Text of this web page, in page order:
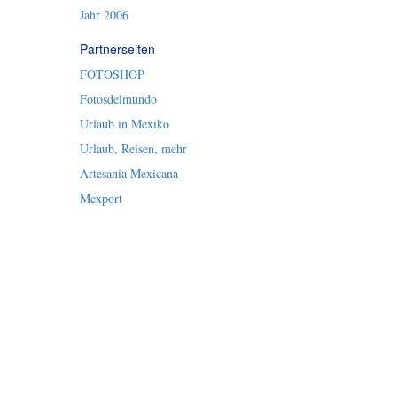
Jahr 2006
Partnerseiten
FOTOSHOP
Fotosdelmundo
Urlaub in Mexiko
Urlaub, Reisen, mehr
Artesania Mexicana
Mexport